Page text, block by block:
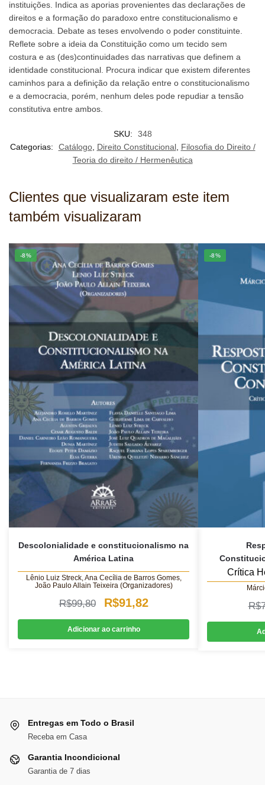
instituições. Indica as aporias provenientes das declarações de
direitos e a formação do paradoxo entre constitucionalismo e
democracia. Debate as teses envolvendo o poder constituinte.
Reflete sobre a ideia da Constituição como um tecido sem
costura e as (des)continuidades das narrativas que definem a
identidade constitucional. Procura indicar que existem diferentes
caminhos para a definição da relação entre o constitucionalismo
e a democracia, porém, nenhum deles pode repudiar a tensão
constitutiva entre ambos.
SKU:
348
Categorias:
Catálogo, Direito Constitucional, Filosofia do Direito /
Teoria do direito / Hermenêutica
Clientes que visualizaram este item
também visualizaram
-8%
Descolonialidade e constitucionalismo na
América Latina
Lênio Luiz Streck, Ana Cecília de Barros Gomes,
João Paulo Allain Teixeira (Organizadores)
R$99,80
O
preço
original
R$91,82O
preço
atual
Adicionar ao carrinho
-8%
Crítica
R$
Entregas em Todo o Brasil
Receba em Casa
Garantia Incondicional
Garantia de 7 dias